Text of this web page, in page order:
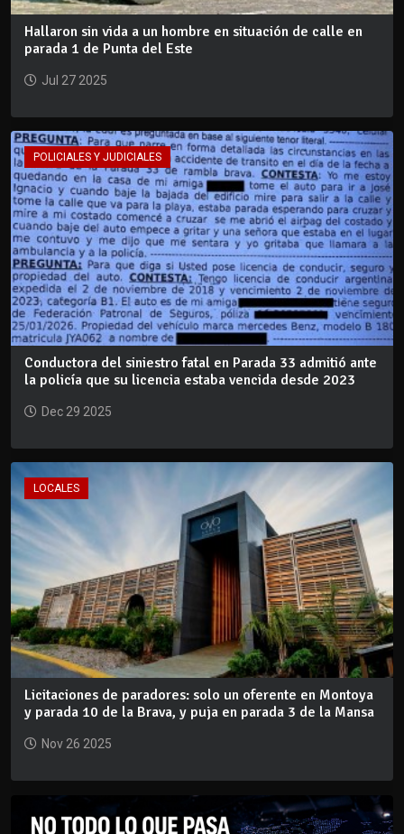
Hallaron sin vida a un hombre en situación de calle en
parada 1 de Punta del Este
Jul 27 2025
POLICIALES Y JUDICIALES
Conductora del siniestro fatal en Parada 33 admitió ante
la policía que su licencia estaba vencida desde 2023
Dec 29 2025
LOCALES
Licitaciones de paradores: solo un oferente en Montoya
y parada 10 de la Brava, y puja en parada 3 de la Mansa
Nov 26 2025